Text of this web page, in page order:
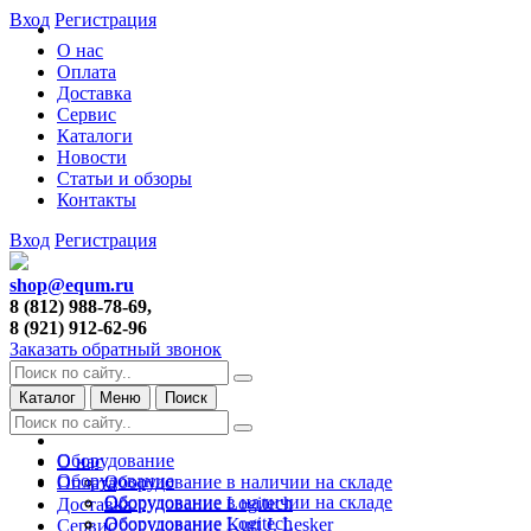
О нас
Оплата
Доставка
Сервис
Каталоги
Новости
Статьи и обзоры
Контакты
Вход Регистрация
Вход Регистрация
shop@equm.ru
8 (812) 988-78-69,
8 (921) 912-62-96
Заказать обратный звонок
Каталог Меню Поиск
О нас
Оплата
Доставка
Сервис
Оборудование
Оборудование в наличии на складе
Оборудование Logitech
Оборудование Kurt J. Lesker
Оборудование
Оборудование в наличии на складе
Оборудование Logitech